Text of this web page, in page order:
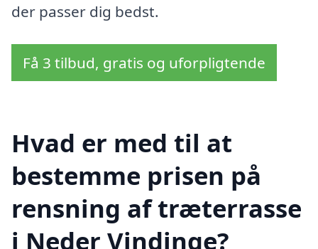
der passer dig bedst.
Få 3 tilbud, gratis og uforpligtende
Hvad er med til at
bestemme prisen på
rensning af træterrasse
i Neder Vindinge?